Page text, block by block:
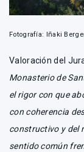
Fotografía: Iñaki
Valoración del
Monasterio de
el rigor con que
con coherencia
constructivo y del
sentido común